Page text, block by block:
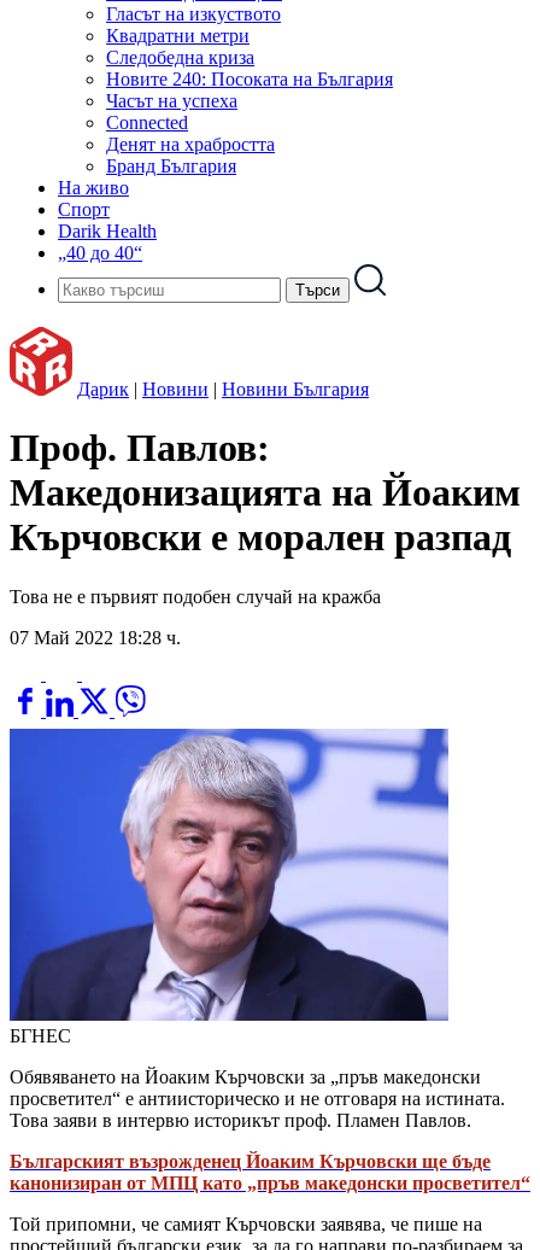
Гласът на изкуството
Квадратни метри
Следобедна криза
Новите 240: Посоката на България
Часът на успеха
Connected
Денят на храбростта
Бранд България
На живо
Спорт
Darik Health
„40 до 40“
Дарик | Новини | Новини България
Проф. Павлов:
Македонизацията на Йоаким
Кърчовски е морален разпад
Това не е първият подобен случай на кражба
07 Май 2022 18:28 ч.
БГНЕС
Обявяването на Йоаким Кърчовски за „пръв македонски
просветител“ е антиисторическо и не отговаря на истината.
Това заяви в интервю историкът проф. Пламен Павлов.
Българският възрожденец Йоаким Кърчовски ще бъде
канонизиран от МПЦ като „пръв македонски просветител“
Той припомни, че самият Кърчовски заявява, че пише на